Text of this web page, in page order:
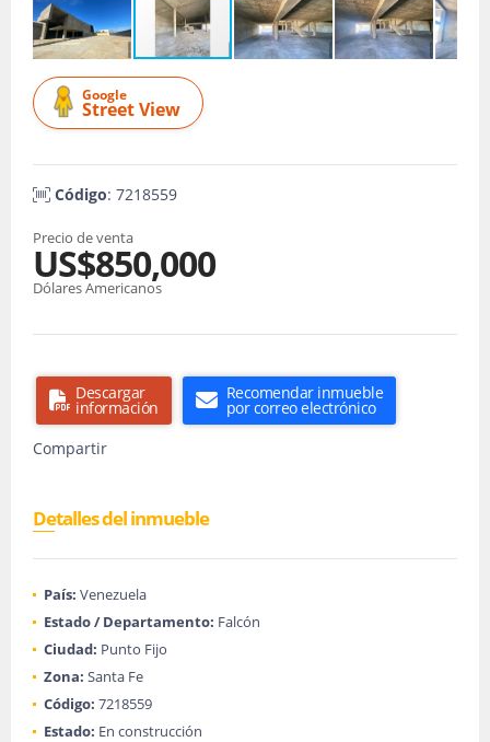
Google
Street View
Código: 7218559
Precio de venta
US$850,000
Dólares Americanos
Descargar
información
Recomendar inmueble
por correo electrónico
Compartir
Detalles del inmueble
País: Venezuela
Estado / Departamento: Falcón
Ciudad: Punto Fijo
Zona: Santa Fe
Código: 7218559
Estado: En construcción